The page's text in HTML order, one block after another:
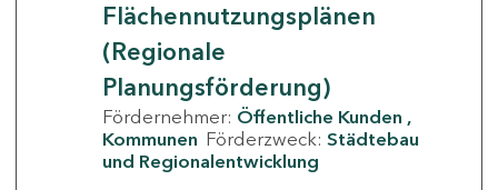
Flächennutzungsplänen
(Regionale
Planungsförderung)
Fördernehmer: Öffentliche Kunden
Kommunen Förderzweck: Städtebau
und Regionalentwicklung